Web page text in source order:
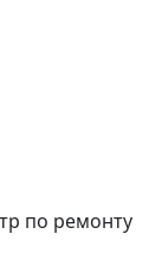
по ремонту